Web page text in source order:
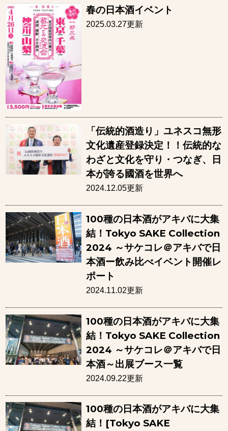
春の日本酒イベント
2025.03.27更新
「伝統的酒造り」ユネスコ無形
文化遺産登録決定！！伝統的な
わざと文化を守り・つなぎ、日
本が誇る國酒を世界へ
2024.12.05更新
100種の日本酒がアキバに大集
結！Tokyo SAKE Collection
2024 ～サケコレ＠アキバで日
本酒ー飲み比べイベント開催レ
ポート
2024.11.02更新
100種の日本酒がアキバに大集
結！Tokyo SAKE Collection
2024 ～サケコレ＠アキバで日
本酒～出展ブース一覧
2024.09.22更新
100種の日本酒がアキバに大集
結！[Tokyo SAKE